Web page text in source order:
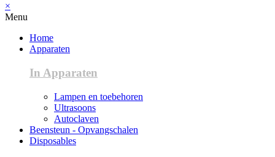
×
Menu
Home
Apparaten
In Apparaten
Lampen en toebehoren
Ultrasoons
Autoclaven
Beensteun - Opvangschalen
Disposables